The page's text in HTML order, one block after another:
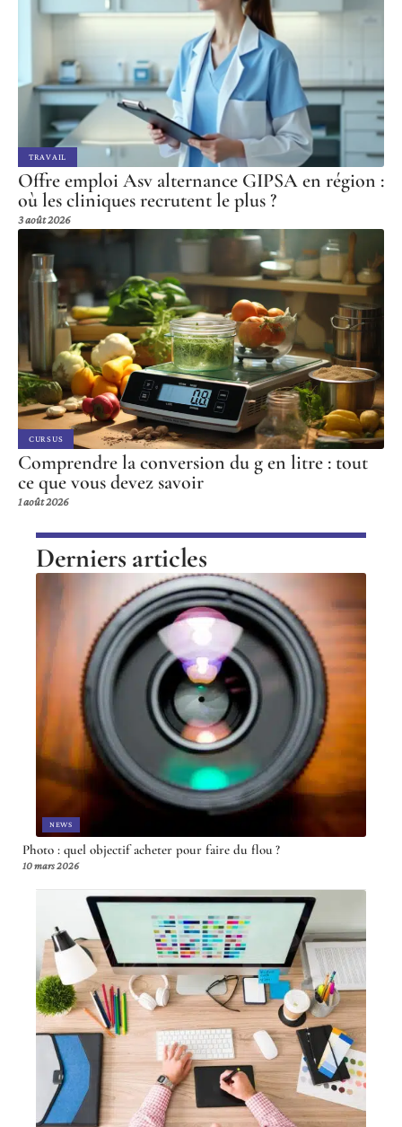
TRAVAIL
Offre emploi Asv alternance GIPSA en région :
où les cliniques recrutent le plus ?
3 août 2026
CURSUS
Comprendre la conversion du g en litre : tout
ce que vous devez savoir
1 août 2026
Derniers articles
NEWS
Photo : quel objectif acheter pour faire du flou ?
10 mars 2026